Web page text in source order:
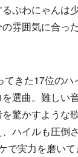
ぷわにゃん
雰囲気に合っ
きた17位の
選曲。難しい
驚かすような
ハイルも圧倒
で実力を磨い